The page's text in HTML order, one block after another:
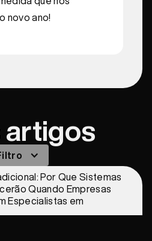
novo ano!
artigos